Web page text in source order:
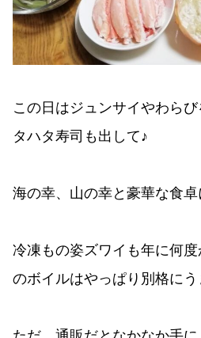
この日はジュンサイやわら
タハタ寿司も出して♪
海の幸、山の幸と豪華な食卓
冷凍もの姿ズワイも年に何
のボイルはやっぱり別格にう